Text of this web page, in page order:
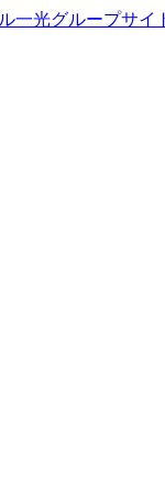
一光グループサイ